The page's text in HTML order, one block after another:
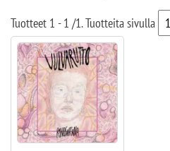
Tuotteet 1 - 1 /1. Tuotteita sivulla